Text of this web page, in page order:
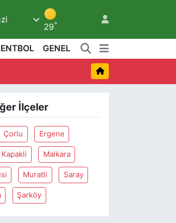
29°
GENEL
İlçeler
Çorlu Ergene
Kapakli Malkara
Muratli Saray
Şarköy